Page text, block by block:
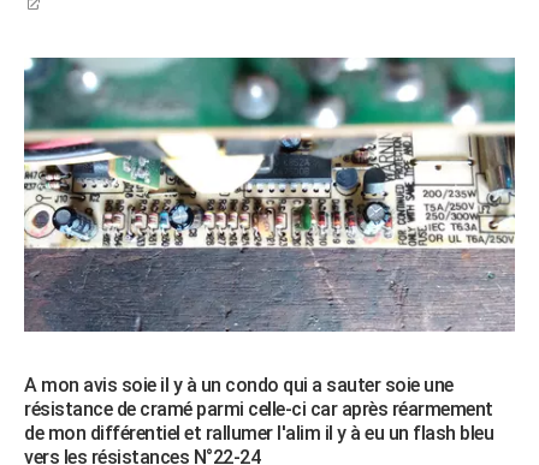
A mon avis soie il y à un condo qui a sauter soie une
résistance de cramé parmi celle-ci car après réarmement
de mon différentiel et rallumer l'alim il y à eu un flash bleu
vers les résistances N°22-24